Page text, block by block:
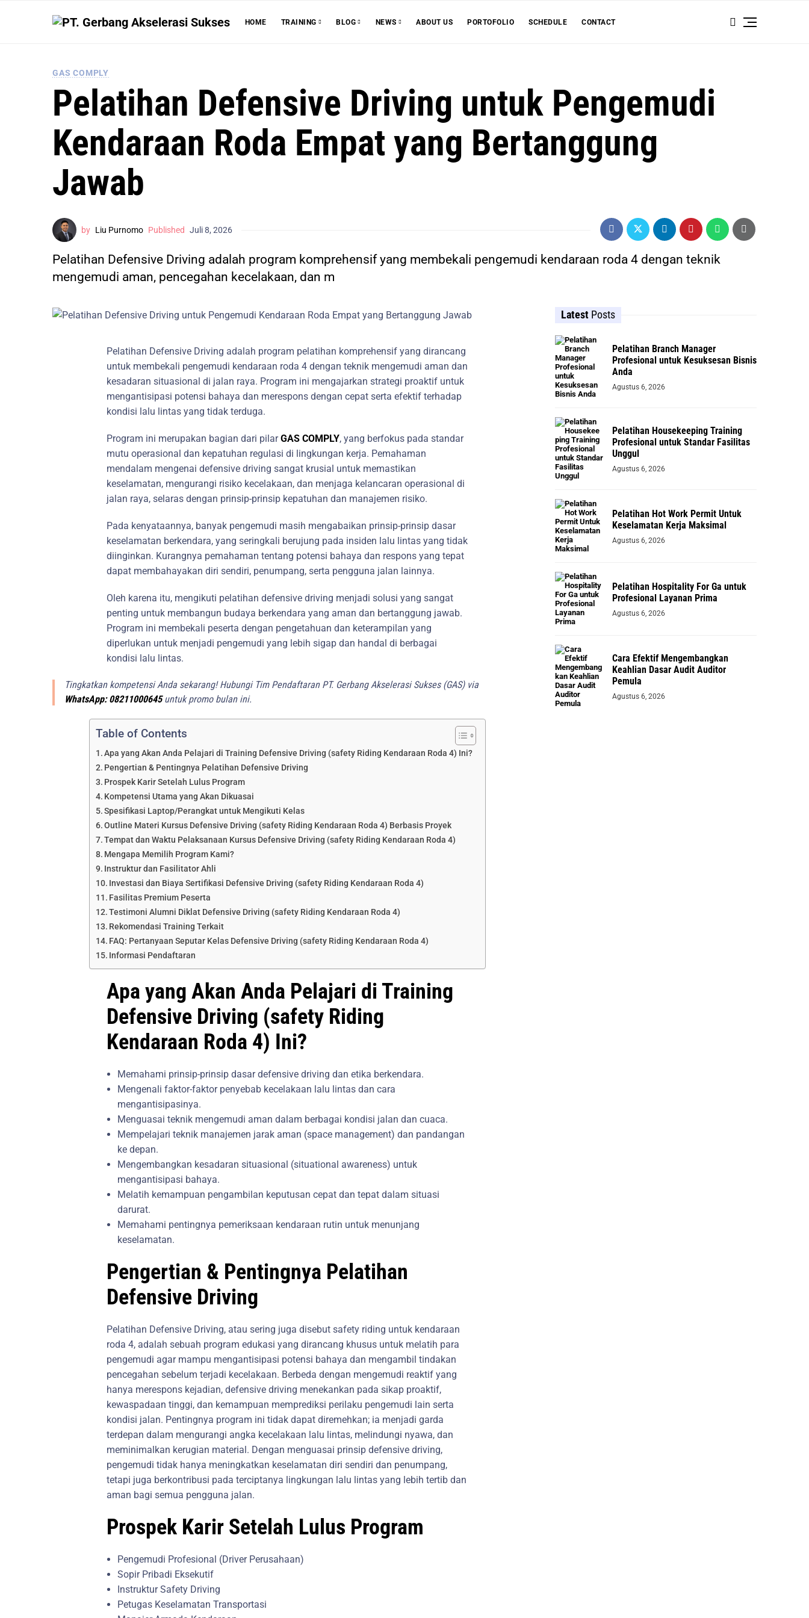
HOME TRAINING BLOG NEWS ABOUT US PORTOFOLIO SCHEDULE CONTACT
GAS COMPLY
Pelatihan Defensive Driving untuk Pengemudi
Kendaraan Roda Empat yang Bertanggung
Jawab
by Liu Purnomo Published Juli 8, 2026
Pelatihan Defensive Driving adalah program komprehensif yang membekali pengemudi kendaraan roda 4 dengan teknik
mengemudi aman, pencegahan kecelakaan, dan m
Pelatihan Defensive Driving adalah program pelatihan komprehensif yang dirancang
untuk membekali pengemudi kendaraan roda 4 dengan teknik mengemudi aman dan
kesadaran situasional di jalan raya. Program ini mengajarkan strategi proaktif untuk
mengantisipasi potensi bahaya dan merespons dengan cepat serta efektif terhadap
kondisi lalu lintas yang tidak terduga.
Program ini merupakan bagian dari pilarGAS COMPLY, yang berfokus pada standar
mutu operasional dan kepatuhan regulasi di lingkungan kerja. Pemahaman
mendalam mengenai defensive driving sangat krusial untuk memastikan
keselamatan, mengurangi risiko kecelakaan, dan menjaga kelancaran operasional di
jalan raya, selaras dengan prinsip-prinsip kepatuhan dan manajemen risiko.
Pada kenyataannya, banyak pengemudi masih mengabaikan prinsip-prinsip dasar
keselamatan berkendara, yang seringkali berujung pada insiden lalu lintas yang tidak
diinginkan. Kurangnya pemahaman tentang potensi bahaya dan respons yang tepat
dapat membahayakan diri sendiri, penumpang, serta pengguna jalan lainnya.
Oleh karena itu, mengikuti pelatihan defensive driving menjadi solusi yang sangat
penting untuk membangun budaya berkendara yang aman dan bertanggung jawab.
Program ini membekali peserta dengan pengetahuan dan keterampilan yang
diperlukan untuk menjadi pengemudi yang lebih sigap dan handal di berbagai
kondisi lalu lintas.
Tingkatkan kompetensi Anda sekarang! Hubungi Tim Pendaftaran PT. Gerbang Akselerasi Sukses (GAS) via
WhatsApp: 08211000645untuk promo bulan ini.
Table of Contents
Apa yang Akan Anda Pelajari di Training Defensive Driving (safety Riding Kendaraan Roda 4) Ini?
Pengertian & Pentingnya Pelatihan Defensive Driving
Prospek Karir Setelah Lulus Program
Kompetensi Utama yang Akan Dikuasai
Spesifikasi Laptop/Perangkat untuk Mengikuti Kelas
Outline Materi Kursus Defensive Driving (safety Riding Kendaraan Roda 4) Berbasis Proyek
Tempat dan Waktu Pelaksanaan Kursus Defensive Driving (safety Riding Kendaraan Roda 4)
Mengapa Memilih Program Kami?
Instruktur dan Fasilitator Ahli
Investasi dan Biaya Sertifikasi Defensive Driving (safety Riding Kendaraan Roda 4)
Fasilitas Premium Peserta
Testimoni Alumni Diklat Defensive Driving (safety Riding Kendaraan Roda 4)
Rekomendasi Training Terkait
FAQ: Pertanyaan Seputar Kelas Defensive Driving (safety Riding Kendaraan Roda 4)
Informasi Pendaftaran
Apa yang Akan Anda Pelajari di Training
Defensive Driving (safety Riding
Kendaraan Roda 4) Ini?
Memahami prinsip-prinsip dasar defensive driving dan etika berkendara.
Mengenali faktor-faktor penyebab kecelakaan lalu lintas dan cara
mengantisipasinya.
Menguasai teknik mengemudi aman dalam berbagai kondisi jalan dan cuaca.
Mempelajari teknik manajemen jarak aman (space management) dan pandangan
ke depan.
Mengembangkan kesadaran situasional (situational awareness) untuk
mengantisipasi bahaya.
Melatih kemampuan pengambilan keputusan cepat dan tepat dalam situasi
darurat.
Memahami pentingnya pemeriksaan kendaraan rutin untuk menunjang
keselamatan.
Pengertian & Pentingnya Pelatihan
Defensive Driving
Pelatihan Defensive Driving, atau sering juga disebut safety riding untuk kendaraan
roda 4, adalah sebuah program edukasi yang dirancang khusus untuk melatih para
pengemudi agar mampu mengantisipasi potensi bahaya dan mengambil tindakan
pencegahan sebelum terjadi kecelakaan. Berbeda dengan mengemudi reaktif yang
hanya merespons kejadian, defensive driving menekankan pada sikap proaktif,
kewaspadaan tinggi, dan kemampuan memprediksi perilaku pengemudi lain serta
kondisi jalan. Pentingnya program ini tidak dapat diremehkan; ia menjadi garda
terdepan dalam mengurangi angka kecelakaan lalu lintas, melindungi nyawa, dan
meminimalkan kerugian material. Dengan menguasai prinsip defensive driving,
pengemudi tidak hanya meningkatkan keselamatan diri sendiri dan penumpang,
tetapi juga berkontribusi pada terciptanya lingkungan lalu lintas yang lebih tertib dan
aman bagi semua pengguna jalan.
Prospek Karir Setelah Lulus Program
Pengemudi Profesional (Driver Perusahaan)
Sopir Pribadi Eksekutif
Instruktur Safety Driving
Petugas Keselamatan Transportasi
Latest Posts
Pelatihan Branch Manager
Profesional untuk Kesuksesan Bisnis
Anda
Agustus 6, 2026
Pelatihan Housekeeping Training
Profesional untuk Standar Fasilitas
Unggul
Agustus 6, 2026
Pelatihan Hot Work Permit Untuk
Keselamatan Kerja Maksimal
Agustus 6, 2026
Pelatihan Hospitality For Ga untuk
Profesional Layanan Prima
Agustus 6, 2026
Cara Efektif Mengembangkan
Keahlian Dasar Audit Auditor
Pemula
Agustus 6, 2026